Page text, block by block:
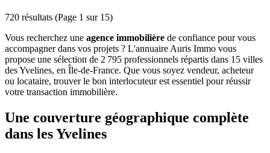
720 résultats (Page 1 sur 15)
Vous recherchez une agence immobilière de confiance pour vous
accompagner dans vos projets ? L'annuaire Auris Immo vous
propose une sélection de 2 795 professionnels répartis dans 15 villes
des Yvelines, en Île-de-France. Que vous soyez vendeur, acheteur
ou locataire, trouver le bon interlocuteur est essentiel pour réussir
votre transaction immobilière.
Une couverture géographique complète
dans les Yvelines